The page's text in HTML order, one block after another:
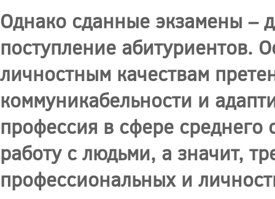
Однако сданные экзамены –
поступление абитуриентов.
личностным качествам
коммуникабельности и
профессия в сфере среднего
работу с людьми, а значит,
профессиональных и